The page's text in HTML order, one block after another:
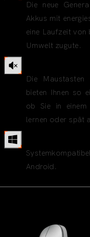
Die neue
Akkus mit
eine Laufzeit von
Umwelt zugute.
Die
bieten Ihnen so
ob Sie in
lernen oder spät
Android.